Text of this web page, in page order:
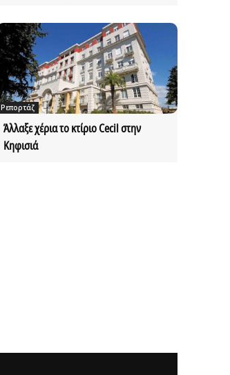
Ρεπορτάζ
Άλλαξε χέρια το κτίριο Cecil στην
Κηφισιά